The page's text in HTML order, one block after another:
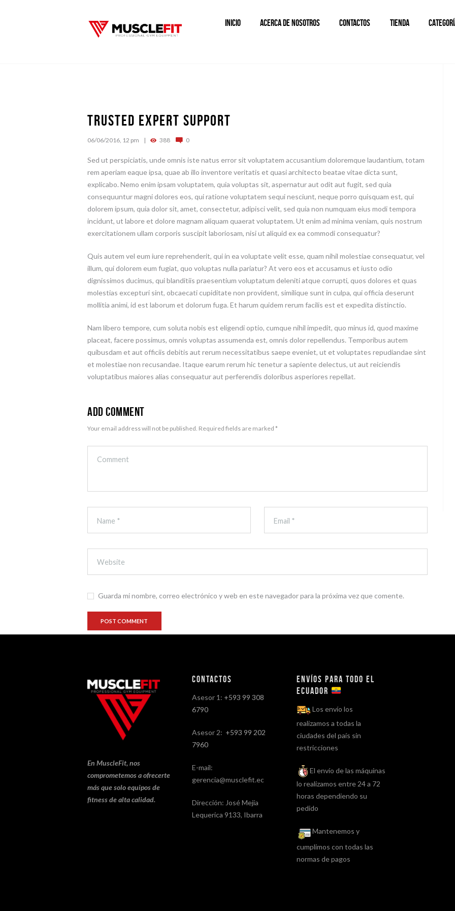
INICIO ACERCA DE NOSOTROS CONTACTOS TIENDA
Trusted Expert Support
06/06/2016, 12 pm 388 0
Sed ut perspiciatis, unde omnis iste natus error sit voluptatem accusantium doloremque laudantium, totam
rem aperiam eaque ipsa, quae ab illo inventore veritatis et quasi architecto beatae vitae dicta sunt,
explicabo. Nemo enim ipsam voluptatem, quia voluptas sit, aspernatur aut odit aut fugit, sed quia
consequuntur magni dolores eos, qui ratione voluptatem sequi nesciunt, neque porro quisquam est, qui
dolorem ipsum, quia dolor sit, amet, consectetur, adipisci velit, sed quia non numquam eius modi tempora
incidunt, ut labore et dolore magnam aliquam quaerat voluptatem. Ut enim ad minima veniam, quis nostrum
exercitationem ullam corporis suscipit laboriosam, nisi ut aliquid ex ea commodi consequatur?
Quis autem vel eum iure reprehenderit, qui in ea voluptate velit esse, quam nihil molestiae consequatur, vel
illum, qui dolorem eum fugiat, quo voluptas nulla pariatur? At vero eos et accusamus et iusto odio
dignissimos ducimus, qui blanditiis praesentium voluptatum deleniti atque corrupti, quos dolores et quas
molestias excepturi sint, obcaecati cupiditate non provident, similique sunt in culpa, qui officia deserunt
mollitia animi, id est laborum et dolorum fuga. Et harum quidem rerum facilis est et expedita distinctio.
Nam libero tempore, cum soluta nobis est eligendi optio, cumque nihil impedit, quo minus id, quod maxime
placeat, facere possimus, omnis voluptas assumenda est, omnis dolor repellendus. Temporibus autem
quibusdam et aut officiis debitis aut rerum necessitatibus saepe eveniet, ut et voluptates repudiandae sint
et molestiae non recusandae. Itaque earum rerum hic tenetur a sapiente delectus, ut aut reiciendis
voluptatibus maiores alias consequatur aut perferendis doloribus asperiores repellat.
Add Comment
Your email address will not be published. Required fields are marked *
Guarda mi nombre, correo electrónico y web en este navegador para la próxima vez que comente.
En MuscleFit, nos
comprometemos a ofrecerte
más que solo equipos de
fitness de alta calidad.
Contactos
Asesor 1: +593 99 308
6790
Asesor 2: +593 99 202
7960
E-mail:
gerencia@musclefit.ec
Dirección: José Mejía
Lequerica 9133, Ibarra
Envíos para todo el
ECUADOR
Los envío los
realizamos a todas la
ciudades del país sin
restricciones
El envío de las máquinas
lo realizamos entre 24 a 72
horas dependiendo su
pedido
Mantenemos y
cumplimos con todas las
normas de pagos